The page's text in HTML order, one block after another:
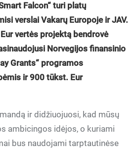
Falcon“ turi platų
verslai Vakarų Europoje ir JAV.
vertės projektą bendrovė
Norvegijos finansinio
Grants“ programos
ir 900 tūkst. Eur
ir didžiuojuosi, kad mūsų
ambicingos idėjos, o kuriami
bus naudojami tarptautinėse